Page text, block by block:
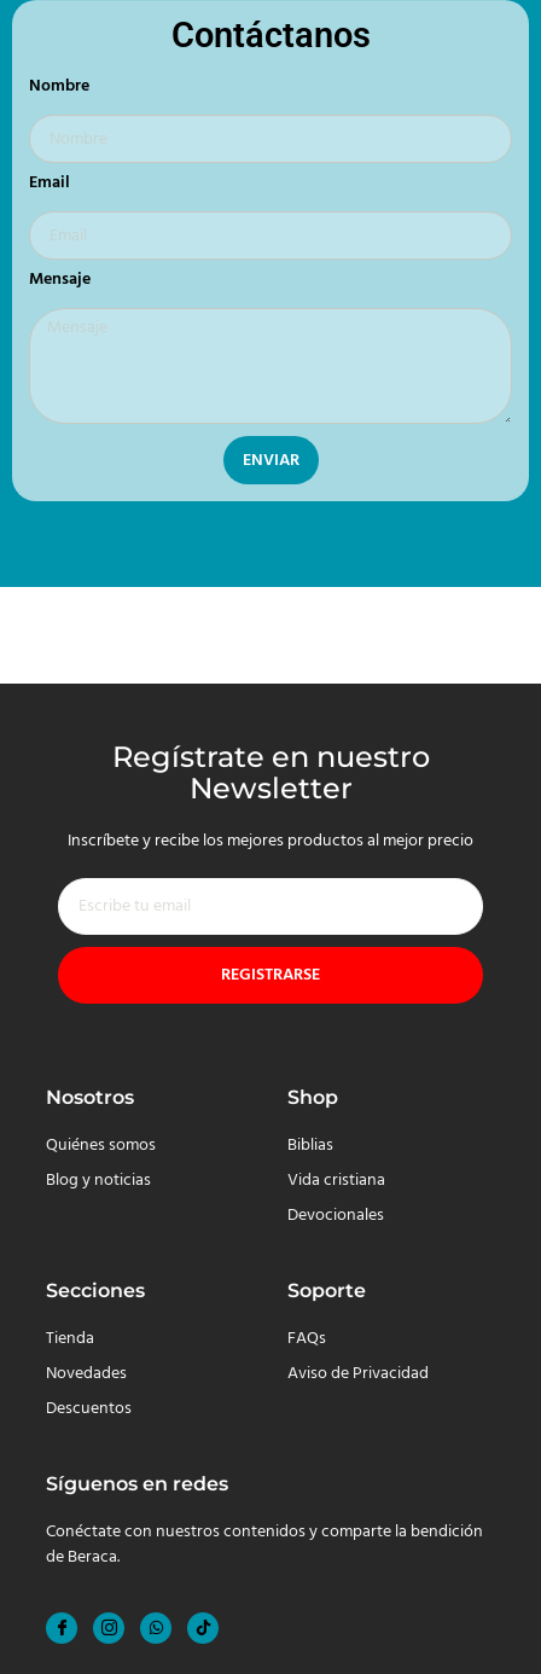
Contáctanos
Nombre
Email
Mensaje
ENVIAR
Regístrate en nuestro
Newsletter
Inscríbete y recibe los mejores productos al mejor precio
REGISTRARSE
Nosotros
Quiénes somos
Blog y noticias
Shop
Biblias
Vida cristiana
Devocionales
Secciones
Tienda
Novedades
Descuentos
Soporte
FAQs
Aviso de Privacidad
Síguenos en redes
Conéctate con nuestros contenidos y comparte la bendición
de Beraca.